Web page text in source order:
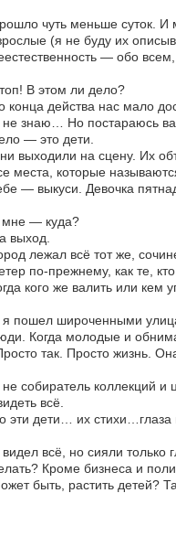
чуть меньше суток. И
(я не буду их
— обо
В этом ли дело?
конца действа нас мало
знаю… Но постараюсь
— это дети.
выходили на сцену. Их
места, которые
— выкуси. Девочка
— куда?
выход.
лежал всё тот же,
по-прежнему, как те,
кого же валить или кем
пошел широченными
Когда молодые и
так. Просто жизнь.
собиратель коллекций и
всё.
эти дети… их
всё, но сияли только
Кроме бизнеса и
быть, растить детей?